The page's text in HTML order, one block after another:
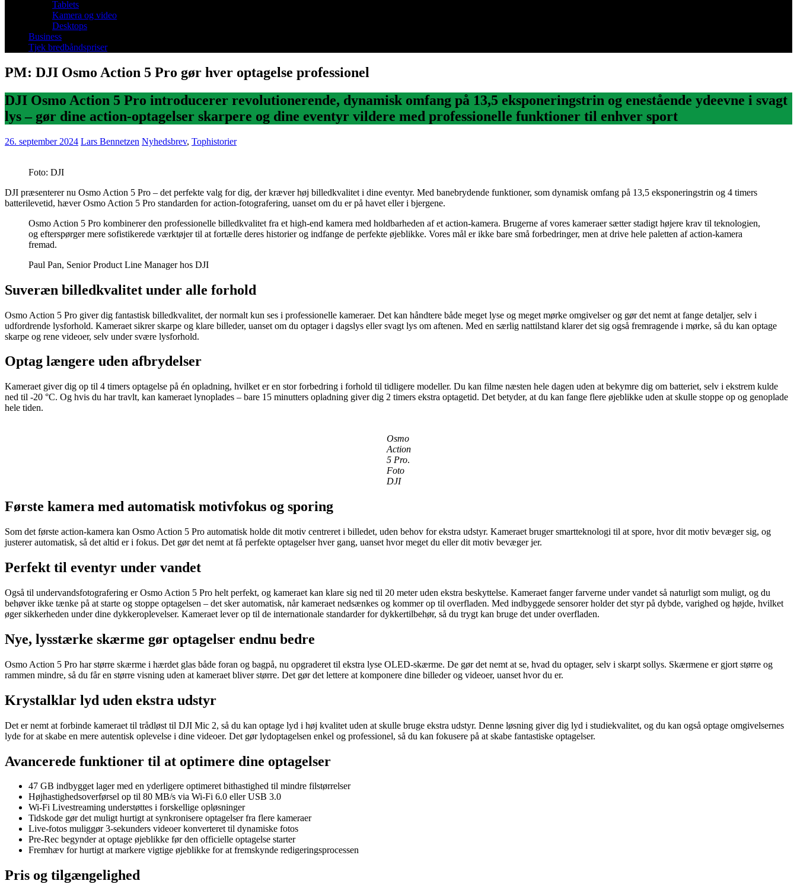
Tablets
Kamera og video
Desktops
Business
Tjek bredbåndspriser
PM: DJI Osmo Action 5 Pro gør hver optagelse professionel
DJI Osmo Action 5 Pro introducerer revolutionerende, dynamisk omfang på 13,5 eksponeringstrin og enestående ydeevne i svagt
lys – gør dine action-optagelser skarpere og dine eventyr vildere med professionelle funktioner til enhver sport
26. september 2024 Lars Bennetzen Nyhedsbrev, Tophistorier
Foto: DJI
DJI præsenterer nu Osmo Action 5 Pro – det perfekte valg for dig, der kræver høj billedkvalitet i dine eventyr. Med banebrydende funktioner, som dynamisk omfang på 13,5 eksponeringstrin og 4 timers
batterilevetid, hæver Osmo Action 5 Pro standarden for action-fotografering, uanset om du er på havet eller i bjergene.
Osmo Action 5 Pro kombinerer den professionelle billedkvalitet fra et high-end kamera med holdbarheden af et action-kamera. Brugerne af vores kameraer sætter stadigt højere krav til teknologien,
og efterspørger mere sofistikerede værktøjer til at fortælle deres historier og indfange de perfekte øjeblikke. Vores mål er ikke bare små forbedringer, men at drive hele paletten af action-kamera
fremad.
Paul Pan, Senior Product Line Manager hos DJI
Suveræn billedkvalitet under alle forhold
Osmo Action 5 Pro giver dig fantastisk billedkvalitet, der normalt kun ses i professionelle kameraer. Det kan håndtere både meget lyse og meget mørke omgivelser og gør det nemt at fange detaljer, selv i
udfordrende lysforhold. Kameraet sikrer skarpe og klare billeder, uanset om du optager i dagslys eller svagt lys om aftenen. Med en særlig nattilstand klarer det sig også fremragende i mørke, så du kan optage
skarpe og rene videoer, selv under svære lysforhold.
Optag længere uden afbrydelser
Kameraet giver dig op til 4 timers optagelse på én opladning, hvilket er en stor forbedring i forhold til tidligere modeller. Du kan filme næsten hele dagen uden at bekymre dig om batteriet, selv i ekstrem kulde
ned til -20 °C. Og hvis du har travlt, kan kameraet lynoplades – bare 15 minutters opladning giver dig 2 timers ekstra optagetid. Det betyder, at du kan fange flere øjeblikke uden at skulle stoppe op og genoplade
hele tiden.
Osmo
Action
5 Pro.
Foto
DJI
Første kamera med automatisk motivfokus og sporing
Som det første action-kamera kan Osmo Action 5 Pro automatisk holde dit motiv centreret i billedet, uden behov for ekstra udstyr. Kameraet bruger smartteknologi til at spore, hvor dit motiv bevæger sig, og
justerer automatisk, så det altid er i fokus. Det gør det nemt at få perfekte optagelser hver gang, uanset hvor meget du eller dit motiv bevæger jer.
Perfekt til eventyr under vandet
Også til undervandsfotografering er Osmo Action 5 Pro helt perfekt, og kameraet kan klare sig ned til 20 meter uden ekstra beskyttelse. Kameraet fanger farverne under vandet så naturligt som muligt, og du
behøver ikke tænke på at starte og stoppe optagelsen – det sker automatisk, når kameraet nedsænkes og kommer op til overfladen. Med indbyggede sensorer holder det styr på dybde, varighed og højde, hvilket
øger sikkerheden under dine dykkeroplevelser. Kameraet lever op til de internationale standarder for dykkertilbehør, så du trygt kan bruge det under overfladen.
Nye, lysstærke skærme gør optagelser endnu bedre
Osmo Action 5 Pro har større skærme i hærdet glas både foran og bagpå, nu opgraderet til ekstra lyse OLED-skærme. De gør det nemt at se, hvad du optager, selv i skarpt sollys. Skærmene er gjort større og
rammen mindre, så du får en større visning uden at kameraet bliver større. Det gør det lettere at komponere dine billeder og videoer, uanset hvor du er.
Krystalklar lyd uden ekstra udstyr
Det er nemt at forbinde kameraet til trådløst til DJI Mic 2, så du kan optage lyd i høj kvalitet uden at skulle bruge ekstra udstyr. Denne løsning giver dig lyd i studiekvalitet, og du kan også optage omgivelsernes
lyde for at skabe en mere autentisk oplevelse i dine videoer. Det gør lydoptagelsen enkel og professionel, så du kan fokusere på at skabe fantastiske optagelser.
Avancerede funktioner til at optimere dine optagelser
47 GB indbygget lager med en yderligere optimeret bithastighed til mindre filstørrelser
Højhastighedsoverførsel op til 80 MB/s via Wi-Fi 6.0 eller USB 3.0
Wi-Fi Livestreaming understøttes i forskellige opløsninger
Tidskode gør det muligt hurtigt at synkronisere optagelser fra flere kameraer
Live-fotos muliggør 3-sekunders videoer konverteret til dynamiske fotos
Pre-Rec begynder at optage øjeblikke før den officielle optagelse starter
Fremhæv for hurtigt at markere vigtige øjeblikke for at fremskynde redigeringsprocessen
Pris og tilgængelighed